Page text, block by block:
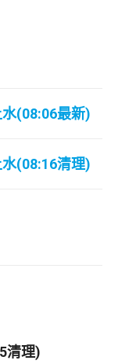
水(08:06最新)
(08:16清理)
清理)